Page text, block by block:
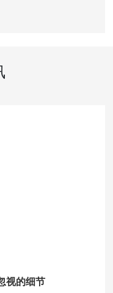
视的细节